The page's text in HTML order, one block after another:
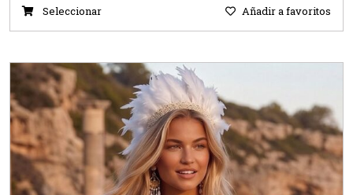
Seleccionar Añadir a favoritos